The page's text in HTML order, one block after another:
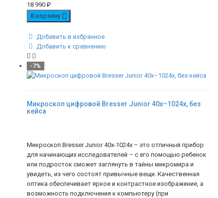
18 990 ₽
В корзину
Добавить в избранное
Добавить к сравнению
-7%
Микроскоп цифровой Bresser Junior 40x–1024x, без
кейса
Микроскоп Bresser Junior 40x-1024x – это отличный прибор
для начинающих исследователей – с его помощью ребенок
или подросток сможет заглянуть в тайны микромира и
увидеть, из чего состоят привычные вещи. Качественная
оптика обеспечивает яркое и контрастное изображение, а
возможность подключения к компьютеру (при